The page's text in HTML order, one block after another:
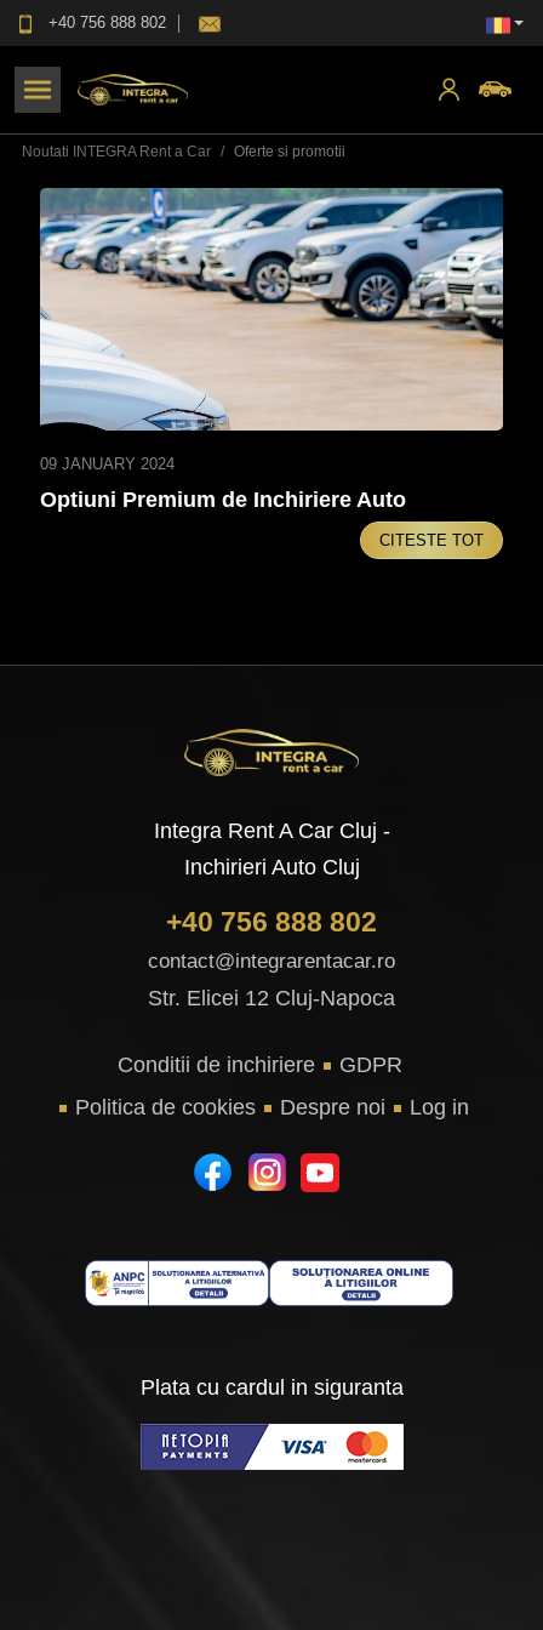
+40 756 888 802
Noutati INTEGRA Rent a Car Oferte si promotii
09 JANUARY 2024
Optiuni Premium de Inchiriere Auto
CITESTE TOT
Integra Rent A Car Cluj -
Inchirieri Auto Cluj
+40 756 888 802
contact@integrarentacar.ro
Str. Elicei 12 Cluj-Napoca
Conditii de inchiriere
GDPR
Politica de cookies
Despre noi Log in
Plata cu cardul in siguranta